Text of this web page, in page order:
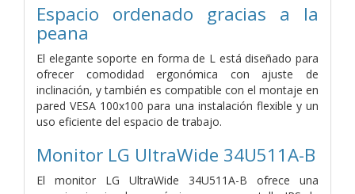
Espacio ordenado gracias a la
peana
El elegante soporte en forma de L está diseñado para
ofrecer comodidad ergonómica con ajuste de
inclinación, y también es compatible con el montaje en
pared VESA 100x100 para una instalación flexible y un
uso eficiente del espacio de trabajo.
Monitor LG UltraWide 34U511A-B
El monitor LG UltraWide 34U511A-B ofrece una